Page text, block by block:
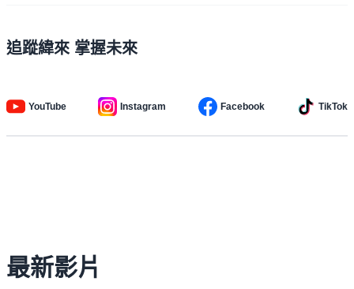
追蹤緯來 掌握未來
YouTube Instagram Facebook TikTok
最新影片